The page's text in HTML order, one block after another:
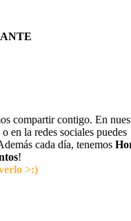
compartir contigo. En
en la redes sociales puedes
cada día, tenemos
!
>:)